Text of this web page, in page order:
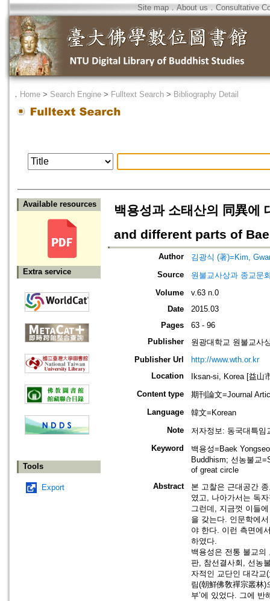
Site map．About us ． Consultative
． Home > Search Engine > Fulltext Search > Bibliography Detail
Available resources
Extra service
Tools
Export
백용성과 소태산의 同異
and different parts of
Author
김광식 (著)=Kim,
Source
원불교사상과 종교문
Volume
v.63 n.0
Date
2015.03
Pages
63 - 96
Publisher
원광대학교 원불교사
Publisher Url
http://www.wth.or.kr
Location
Iksan-si, Korea [益山
Content type
期刊論文=Journal
Language
韓文=Korean
Note
저자정보: 동국대특임
Keyword
백용성=Baek
Buddhism; 선농불교
of great circle
Abstract
본 고찰은 근대공간
였고, 나아가서는 독
그런데, 지금껏 이들
을 갖는다. 인문학에
야 한다. 이런 측면에
하였다.
백용성은 전통 불교
판, 참선결사회, 선농
자적인 교단인 대각교
림(朝鮮佛敎禪宗叢林
부’에 있었다. 그에